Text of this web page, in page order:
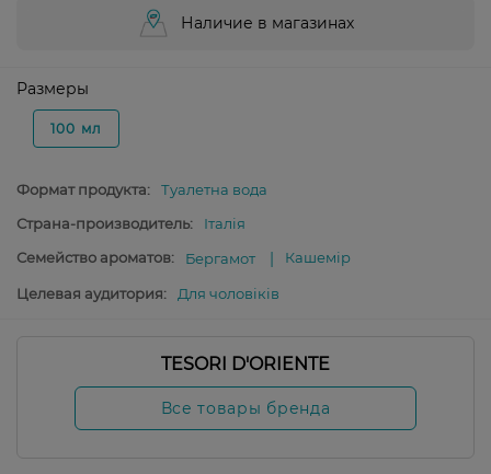
Наличие в магазинах
Размеры
100 мл
Формат продукта:
Туалетна вода
Страна-производитель:
Італія
Семейство ароматов:
Бергамот Кашемір
Целевая аудитория: Для чоловіків
TESORI D'ORIENTE
Все товары бренда